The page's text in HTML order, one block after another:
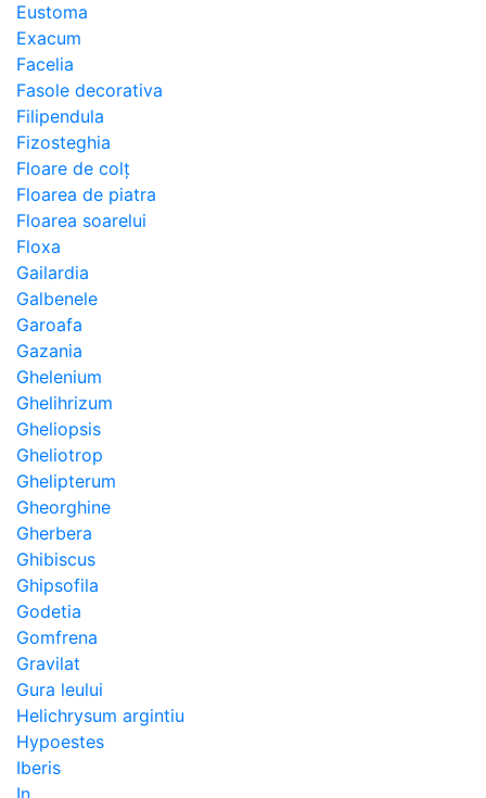
Eustoma
Exacum
Facelia
Fasole decorativa
Filipendula
Fizosteghia
Floare de colț
Floarea de piatra
Floarea soarelui
Floxa
Gailardia
Galbenele
Garoafa
Gazania
Ghelenium
Ghelihrizum
Gheliopsis
Gheliotrop
Ghelipterum
Gheorghine
Gherbera
Ghibiscus
Ghipsofila
Godetia
Gomfrena
Gravilat
Gura leului
Helichrysum argintiu
Hypoestes
Iberis
In